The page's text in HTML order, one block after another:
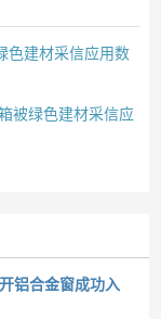
色建材采信应用数
被绿色建材采信应
铝合金窗成功入